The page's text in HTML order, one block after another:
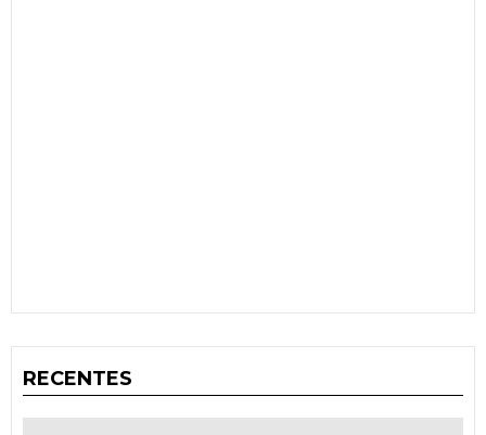
RECENTES